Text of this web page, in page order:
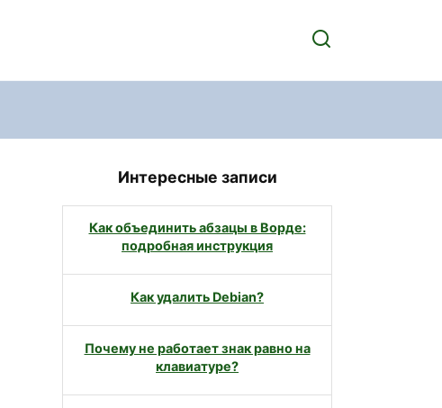
Интересные записи
Как объединить абзацы в Ворде:
подробная инструкция
Как удалить Debian?
Почему не работает знак равно на
клавиатуре?